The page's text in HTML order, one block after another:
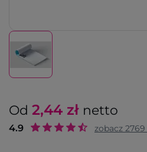
Od 2,44 zł netto
4.9 zobacz 2769